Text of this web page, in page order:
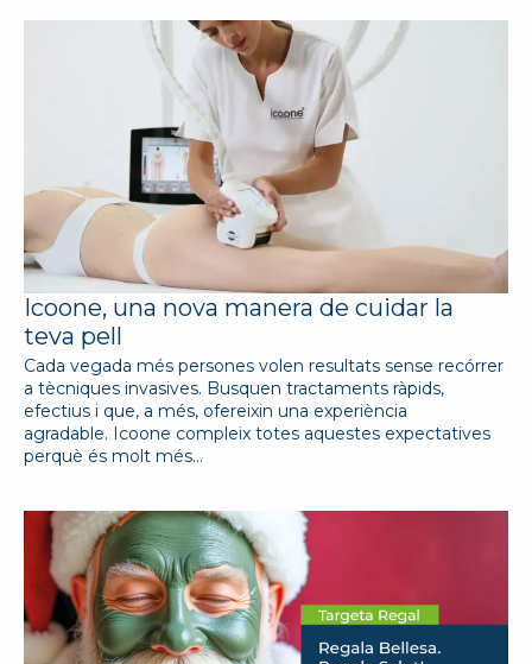
Icoone, una nova manera de cuidar la
teva pell
Cada vegada més persones volen resultats sense recórrer
a tècniques invasives. Busquen tractaments ràpids,
efectius i que, a més, ofereixin una experiència
agradable. Icoone compleix totes aquestes expectatives
perquè és molt més…